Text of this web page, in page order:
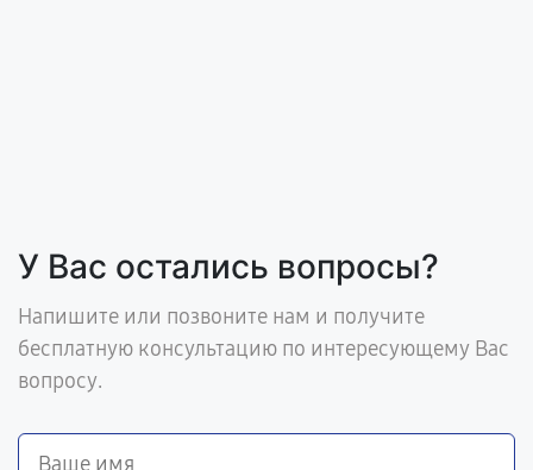
У Вас остались вопросы?
Напишите или позвоните нам и получите
бесплатную консультацию по интересующему Вас
вопросу.